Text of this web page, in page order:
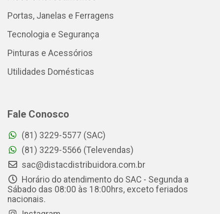
Portas, Janelas e Ferragens
Tecnologia e Segurança
Pinturas e Acessórios
Utilidades Domésticas
Fale Conosco
(81) 3229-5577 (SAC)
(81) 3229-5566 (Televendas)
sac@distacdistribuidora.com.br
Horário do atendimento do SAC - Segunda a
Sábado das 08:00 às 18:00hrs, exceto feriados
nacionais.